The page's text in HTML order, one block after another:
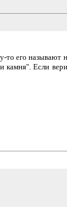
то его называют
камня". Если